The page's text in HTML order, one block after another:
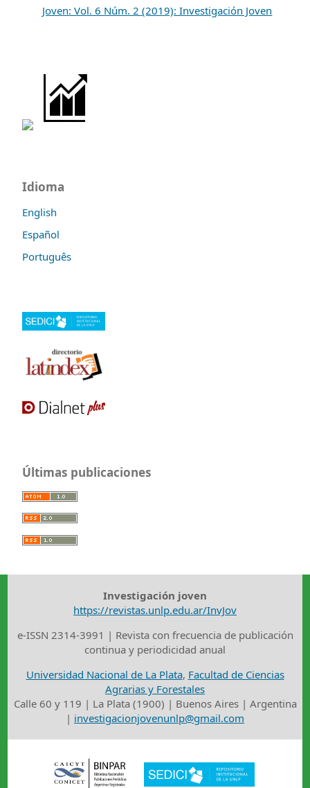
Joven: Vol. 6 Núm. 2 (2019): Investigación Joven
Idioma
English
Español
Português
Últimas publicaciones
Investigación joven
https://revistas.unlp.edu.ar/InvJov
e-ISSN 2314-3991 | Revista con frecuencia de publicación
continua y periodicidad anual
Universidad Nacional de La Plata, Facultad de Ciencias
Agrarias y Forestales
Calle 60 y 119 | La Plata (1900) | Buenos Aires | Argentina
| investigacionjovenunlp@gmail.com